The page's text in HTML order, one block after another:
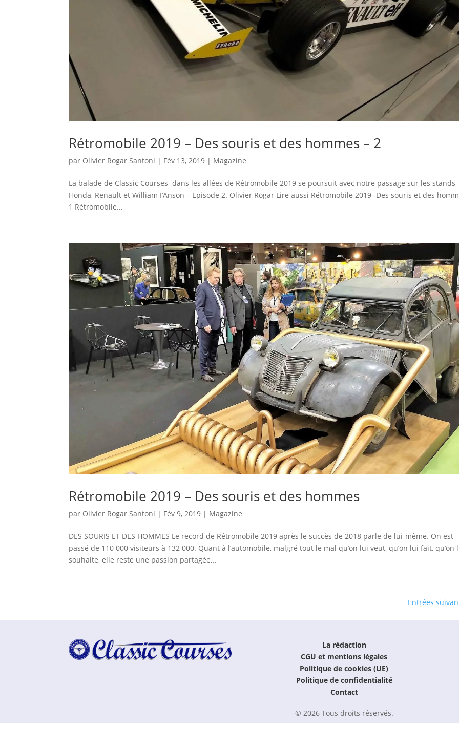
Rétromobile 2019 – Des souris et des hommes – 2
par Olivier Rogar Santoni | Fév 13, 2019 | Magazine
La balade de Classic Courses dans les allées de Rétromobile 2019 se poursuit avec notre passage sur les stands
Honda, Renault et William I’Anson – Episode 2. Olivier Rogar Lire aussi Rétromobile 2019 -Des souris et des
1 Rétromobile...
Rétromobile 2019 – Des souris et des hommes
par Olivier Rogar Santoni | Fév 9, 2019 | Magazine
DES SOURIS ET DES HOMMES Le record de Rétromobile 2019 après le succès de 2018 parle de lui-même. On est
passé de 110 000 visiteurs à 132 000. Quant à l’automobile, malgré tout le mal qu’on lui veut, qu’on lui fait, qu’on
souhaite, elle reste une passion partagée...
Entrées
La rédaction
CGU et mentions légales
Politique de cookies (UE)
Politique de confidentialité
Contact
© 2026 Tous droits réservés.